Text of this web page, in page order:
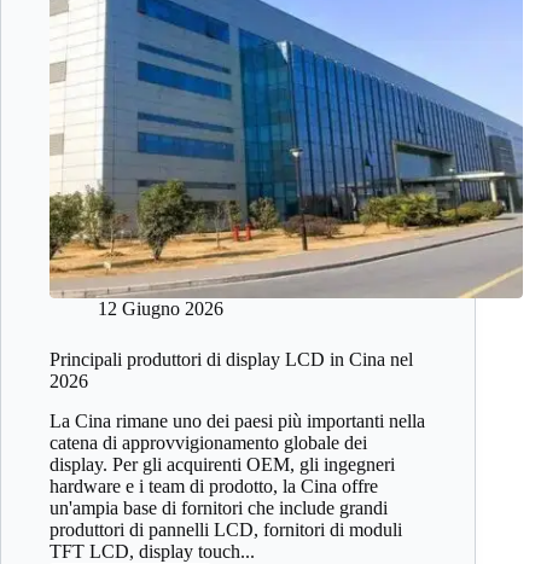
12 Giugno 2026
Principali produttori di display LCD in Cina nel
2026
La Cina rimane uno dei paesi più importanti nella
catena di approvvigionamento globale dei
display. Per gli acquirenti OEM, gli ingegneri
hardware e i team di prodotto, la Cina offre
un'ampia base di fornitori che include grandi
produttori di pannelli LCD, fornitori di moduli
TFT LCD, display touch...